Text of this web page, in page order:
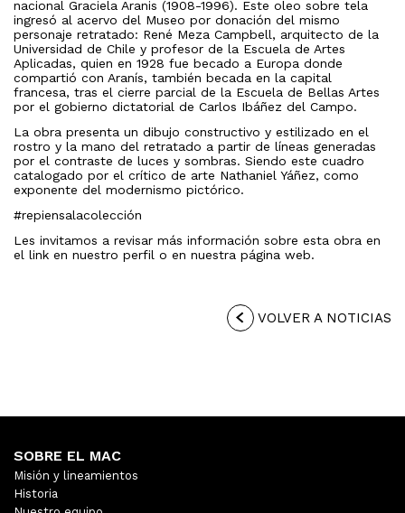
nacional Graciela Aranis (1908-1996). Este oleo sobre tela
ingresó al acervo del Museo por donación del mismo
personaje retratado: René Meza Campbell, arquitecto de la
Universidad de Chile y profesor de la Escuela de Artes
Aplicadas, quien en 1928 fue becado a Europa donde
compartió con Aranís, también becada en la capital
francesa, tras el cierre parcial de la Escuela de Bellas Artes
por el gobierno dictatorial de Carlos Ibáñez del Campo.
La obra presenta un dibujo constructivo y estilizado en el
rostro y la mano del retratado a partir de líneas generadas
por el contraste de luces y sombras. Siendo este cuadro
catalogado por el crítico de arte Nathaniel Yáñez, como
exponente del modernismo pictórico.
#repiensalacolección
Les invitamos a revisar más información sobre esta obra en
el link en nuestro perfil o en nuestra página web.
VOLVER A NOTICIAS
SOBRE EL MAC
Misión y lineamientos
Historia